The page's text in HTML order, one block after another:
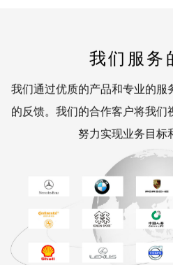
我们服务
我们通过优质的产品和专业的服
的反馈。我们的合作客户将我们
努力实现业务目标